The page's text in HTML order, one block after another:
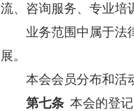
流、咨询服务、专业培
业务范围中属于法
展。
本会会员分布和活
第七条 本会的登